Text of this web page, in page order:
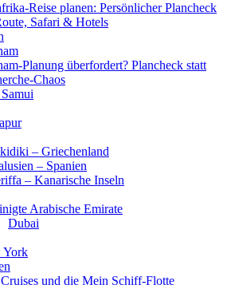
Reise planen: Persönlicher Plancheck
Safari & Hotels
Planung überfordert? Plancheck statt
Chaos
– Griechenland
– Spanien
– Kanarische Inseln
Arabische Emirate
Dubai
York
und die Mein Schiff-Flotte